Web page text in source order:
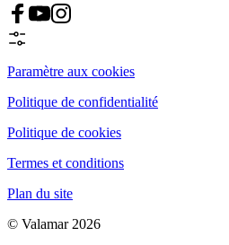
Paramètre aux cookies
Politique de confidentialité
Politique de cookies
Termes et conditions
Plan du site
© Valamar 2026